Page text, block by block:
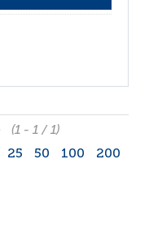
(1 - 1 / 1)
25 50 100 200